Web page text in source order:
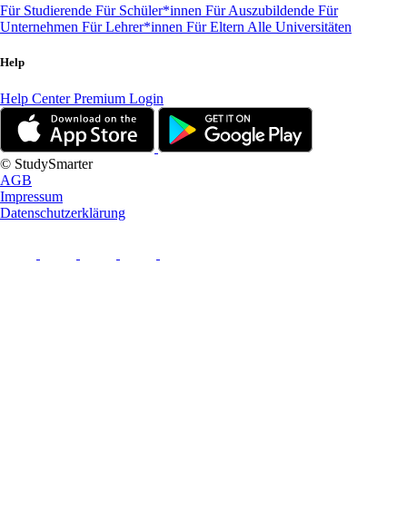
Für Studierende Für Schüler*innen Für Auszubildende Für
Unternehmen Für Lehrer*innen Für Eltern Alle Universitäten
Help
Help CenterPremium Login
© StudySmarter
AGB
Impressum
Datenschutzerklärung